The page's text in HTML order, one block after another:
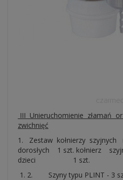
III Unieruchomienie złamań
zwichnięć
1. Zestaw kołnierzy szyjnych
dorosłych 1 szt. kołnierz
dzieci 1 szt.
2. Szyny typu PLINT - 3